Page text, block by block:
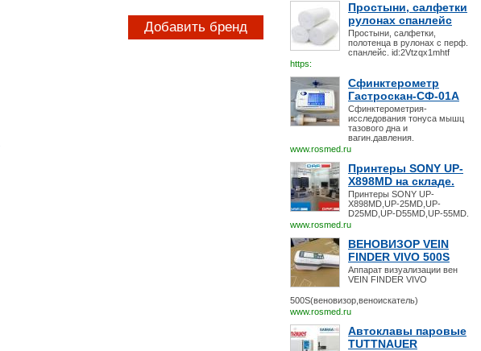
Простыни, салфетки
рулонах спанлейс
Простыни, салфетки,
полотенца в рулонах с перф.
спанлейс. id:2Vtzqx1mhtf
https:
Сфинктерометр
Гастроскан-СФ-01А
Сфинктерометрия-
исследования тонуса мышц
тазового дна и
вагин.давления.
www.rosmed.ru
Принтеры SONY UP-
X898MD на складе.
Принтеры SONY UP-
X898MD,UP-25MD,UP-
D25MD,UP-D55MD,UP-55MD.
www.rosmed.ru
ВЕНОВИЗОР VEIN
FINDER VIVO 500S
Аппарат визуализации вен
VEIN FINDER VIVO
500S(веновизор,веноискатель)
www.rosmed.ru
Автоклавы паровые
TUTTNAUER
Добавить бренд